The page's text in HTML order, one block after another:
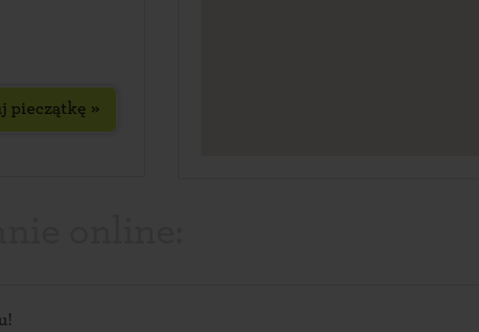
pieczątkę »